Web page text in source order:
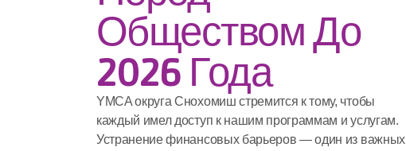
Обществом До
2026 Года
YMCA округа Снохомиш стремится к тому, чтобы
каждый имел доступ к нашим программам и услугам.
Устранение финансовых барьеров — один из важных